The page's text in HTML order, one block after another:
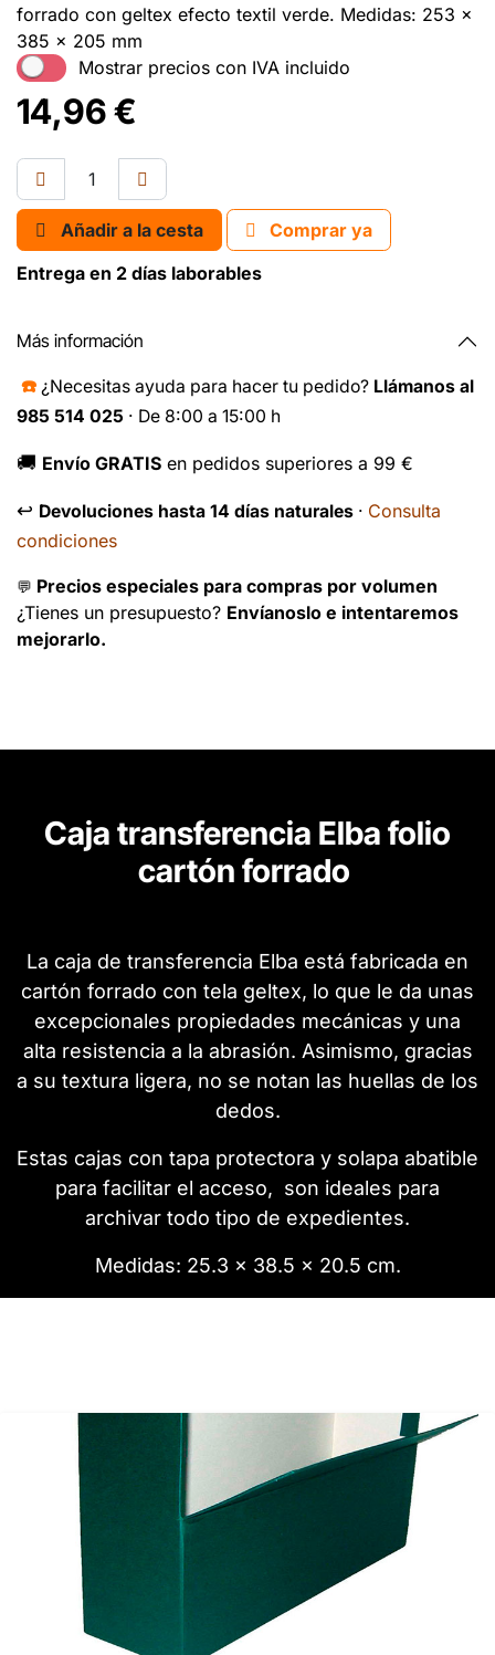
forrado con geltex efecto textil verde. Medidas: 253 x
385 x 205 mm
Mostrar precios con IVA incluido
14,96€
Añadir a la cesta
Comprar ya
Entrega en 2 días laborables
Más información
☎️ ¿Necesitas ayuda para hacer tu pedido? Llámanos al
985 514 025 · De 8:00 a 15:00 h
🚚 Envío GRATIS en pedidos superiores a 99 €
↩️ Devoluciones hasta 14 días naturales · Consulta
condiciones
💬 Precios especiales para compras por volumen
¿Tienes un presupuesto? Envíanoslo e intentaremos
mejorarlo.
Caja transferencia Elba folio
cartón forrado
La caja de transferencia Elba está fabricada en
cartón forrado con tela geltex, lo que le da unas
excepcionales propiedades mecánicas y una
alta resistencia a la abrasión. Asimismo, gracias
a su textura ligera, no se notan las huellas de los
dedos.
Estas cajas con tapa protectora y solapa abatible
para facilitar el acceso, son ideales para
archivar todo tipo de expedientes.
Medidas: 25.3 x 38.5 x 20.5 cm.